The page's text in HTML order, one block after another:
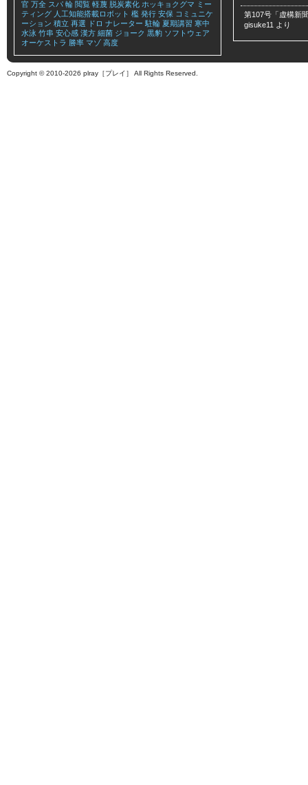
官 万全 スパ 輪 閲覧 軽蔑 脱炭素化 ホッキョクグマ ミー
ティング 人工知能搭載ロボット 檻 発行 安保 コミュニケ
ーション 積立 再選 ドロ ナレーター 駐輪 夏期講習 寒中
水泳 竹串 安心感 漢方 細菌 ジョーク 黒豹 ソフトウェア
オーケストラ 勝率 マゾ 高度
第107号「虚構新
gisuke11 より
Copyright © 2010-2026 plray［プレイ］ All Rights Reserved.